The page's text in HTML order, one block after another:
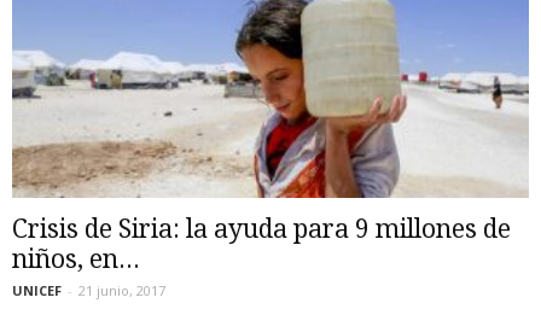
Crisis de Siria: la ayuda para 9 millones de
niños, en...
UNICEF - 21 junio, 2017